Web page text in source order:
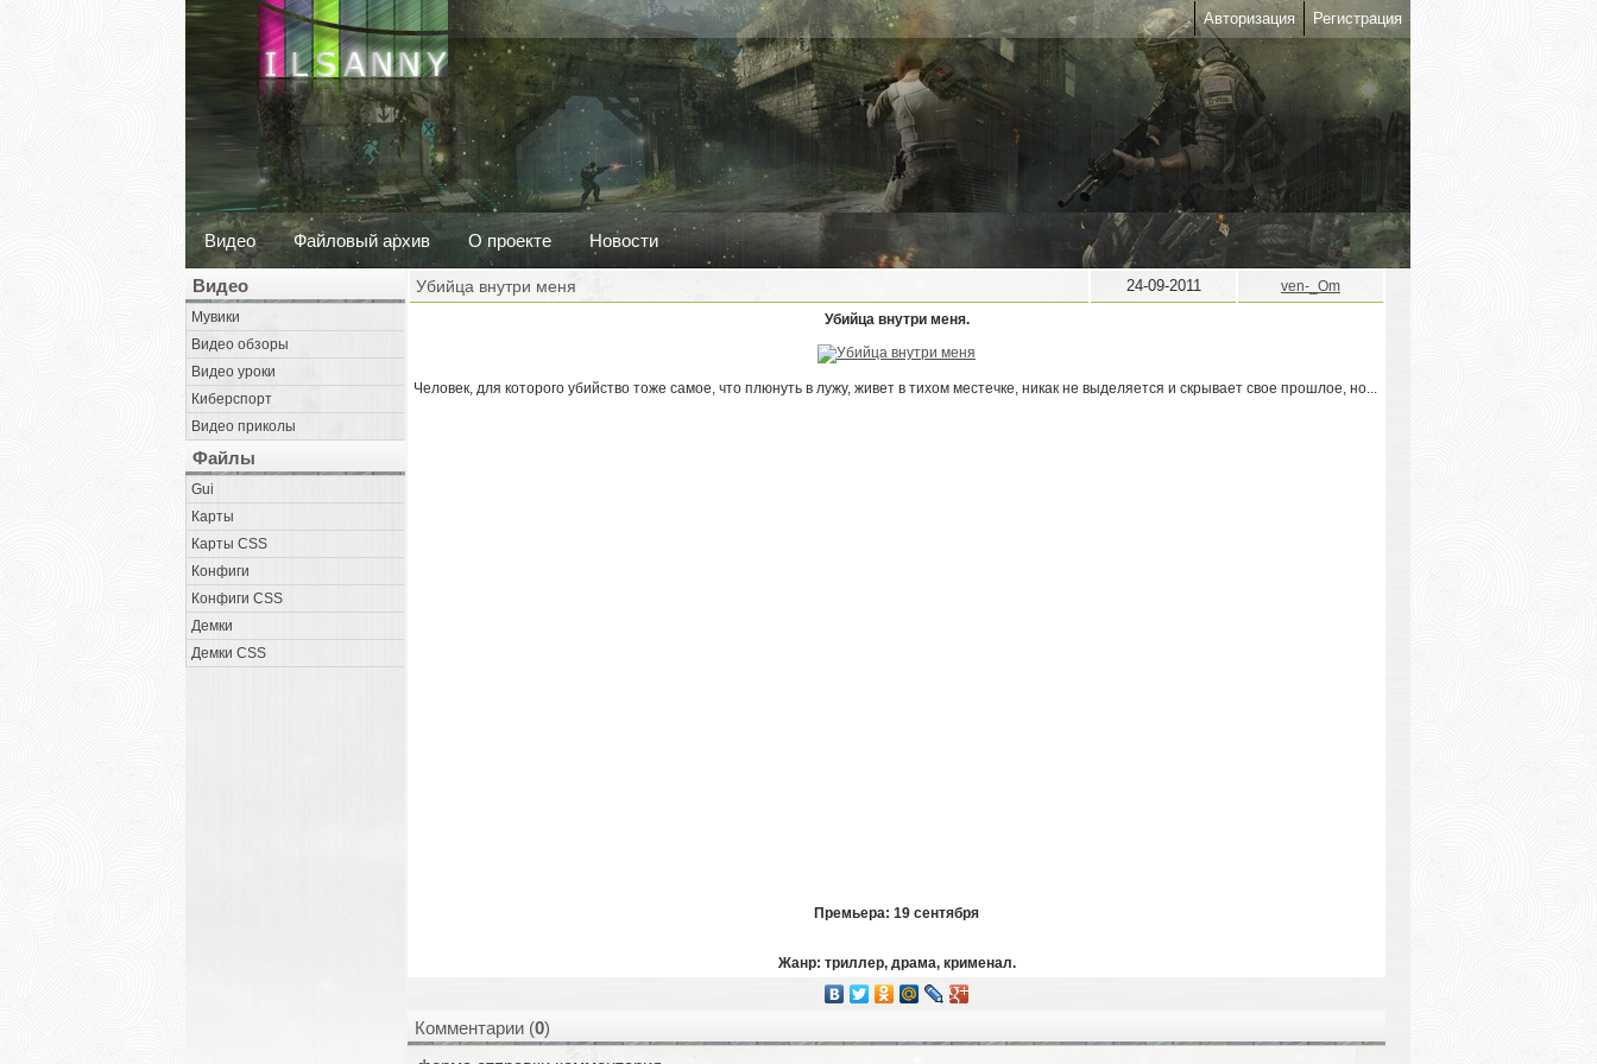
Авторизация Регистрация
Видео Файловый архив О проекте Новости
Видео
Мувики
Видео обзоры
Видео уроки
Киберспорт
Видео приколы
Файлы
Gui
Карты
Карты CSS
Конфиги
Конфиги CSS
Демки
Демки CSS
Убийца внутри меня 24-09-2011
ven-_Om
Убийца внутри меня.
Человек, для которого убийство тоже самое, что плюнуть в лужу, живет в тихом местечке, никак не выделяется и скрывает свое прошлое, но...
Премьера: 19 сентября
Жанр: триллер, драма, крименал.
Комментарии (0)